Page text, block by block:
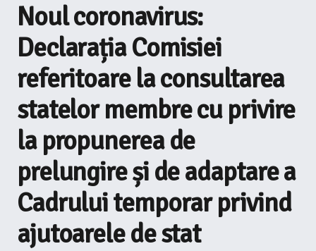
Noul coronavirus:
Declarația Comisiei
referitoare la consultarea
statelor membre cu privire
la propunerea de
prelungire și de adaptare a
Cadrului temporar privind
ajutoarele de stat